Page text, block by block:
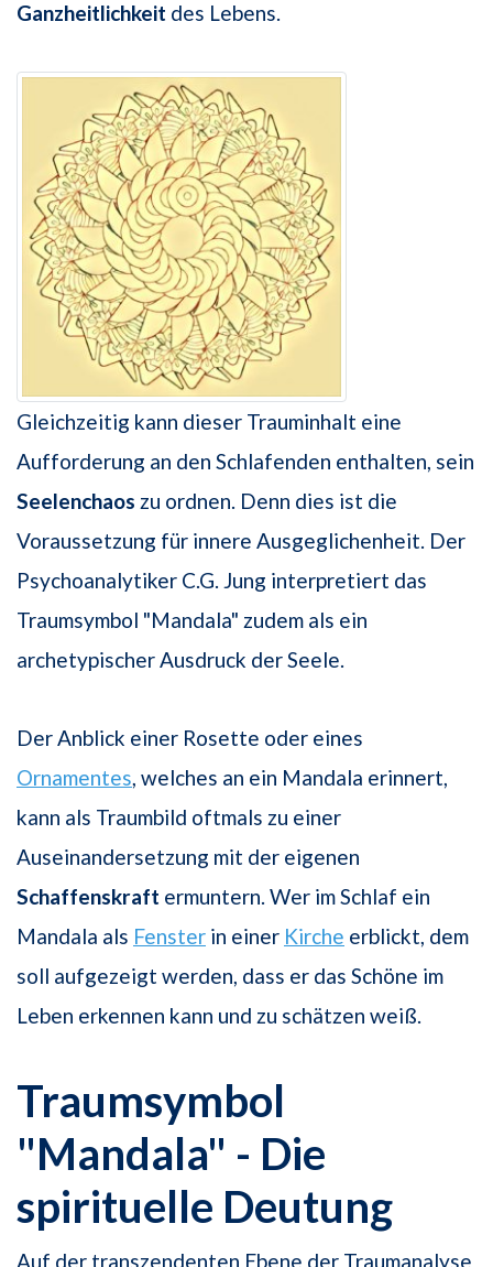
Ganzheitlichkeit des Lebens.
Gleichzeitig kann dieser Trauminhalt eine
Aufforderung an den Schlafenden enthalten, sein
Seelenchaos zu ordnen. Denn dies ist die
Voraussetzung für innere Ausgeglichenheit. Der
Psychoanalytiker C.G. Jung interpretiert das
Traumsymbol "Mandala" zudem als ein
archetypischer Ausdruck der Seele.
Der Anblick einer Rosette oder eines
Ornamentes , welches an ein Mandala erinnert,
kann als Traumbild oftmals zu einer
Auseinandersetzung mit der eigenen
Schaffenskraft ermuntern. Wer im Schlaf ein
Mandala als Fenster in einer Kirche erblickt, dem
soll aufgezeigt werden, dass er das Schöne im
Leben erkennen kann und zu schätzen weiß.
Traumsymbol
"Mandala" - Die
spirituelle Deutung
Auf der transzendenten Ebene der Traumanalyse